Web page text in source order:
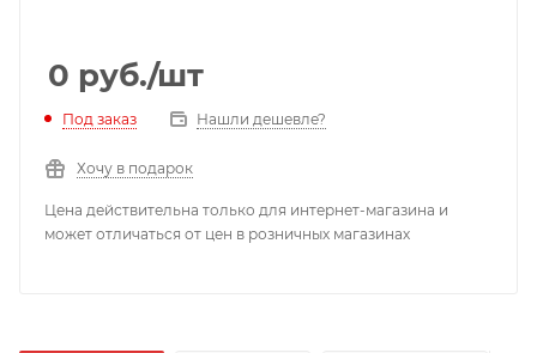
0 руб./шт
Под заказ Нашли дешевле?
Хочу в подарок
Цена действительна только для интернет-магазина и
может отличаться от цен в розничных магазинах